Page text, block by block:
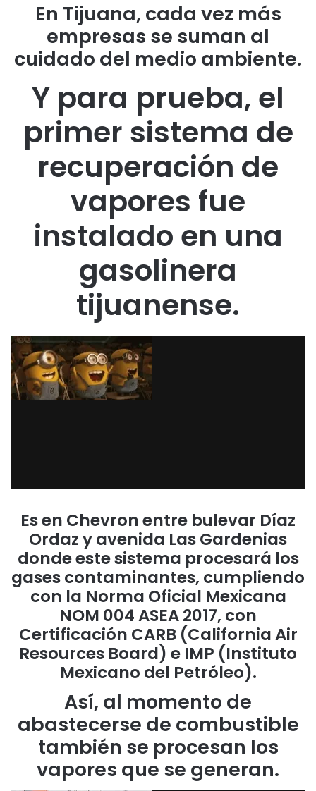
En Tijuana, cada vez más
empresas se suman al
cuidado del medio ambiente.
Y para prueba, el
primer sistema de
recuperación de
vapores fue
instalado en una
gasolinera
tijuanense.
Es en Chevron entre bulevar Díaz
Ordaz y avenida Las Gardenias
donde este sistema procesará los
gases contaminantes, cumpliendo
con la Norma Oficial Mexicana
NOM 004 ASEA 2017, con
Certificación CARB (California Air
Resources Board) e IMP (Instituto
Mexicano del Petróleo).
Así, al momento de
abastecerse de combustible
también se procesan los
vapores que se generan.